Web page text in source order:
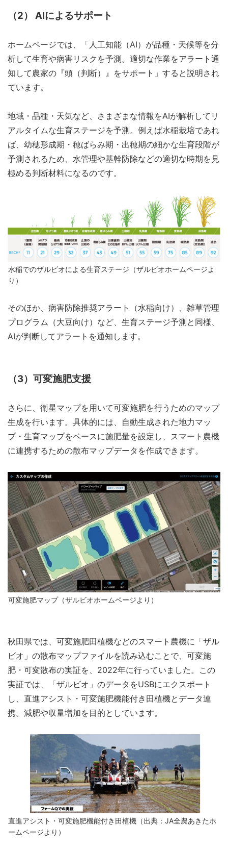
（2） AIによるサポート
ホームページでは、「人工知能（AI）が品種・天候等を分
析して生育や病害リスクを予測。適切な作業をアラート通
知して農家の『頭（判断）』をサポート」すると説明され
ています。
地域・品種・天気など、さまざまな情報をAIが解析してリ
アルタイムな生育ステージを予測。例えば水稲栽培であれ
ば、幼穂形成期・穂ばらみ期・出穂期の細かな生育段階が
予測されるため、水管理や基幹防除などの適切な時期を見
極める判断材料になるのです。
水稲でのザルビオによる生育ステージ（ザルビオホームページよ
り）
そのほか、病害防除推奨アラート（水稲向け）、雑草管理
プログラム（大豆向け）など、生育ステージ予測と同様、
AIが判断してアラートを通知します。
（3）可変施肥支援
さらに、衛星マップを用いて可変施肥を行うためのマップ
生成を行います。具体的には、自動生成された地力マッ
プ・生育マップをベースに施肥量を設定し、スマート 農機
に連携するための散布マップデータを作成できます。
可変施肥マップ（ザルビオホームページより）
秋田県では、可変施肥田植機などのスマート農機に「ザル
ビオ」の散布マップファイルを読み込むことで、可変施
肥・可変散布の実証を、2022年に行っていました。この
実証では、「ザルビオ」のデータをUSBにエクスポート
し、直進アシスト・可変施肥機能付き田植機とデータ連
携。減肥や収量増加を目的としています。
直進アシスト・可変施肥機能付き田植機（出典：JA全農あきたホ
ームページより）